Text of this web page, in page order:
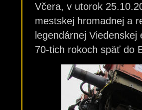
Včera, v utorok
mestskej hromadnej a
legendárnej
70-tich rokoch späť do